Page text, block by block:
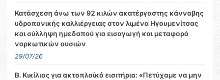
Κατάσχεση άνω των 92 κιλών ακατέργαστης κάνναβης
υδροπονικής καλλιέργειας στον λιμένα Ηγουμενίτσας
και σύλληψη ημεδαπού για εισαγωγή και μεταφορά
ναρκωτικών ουσιών
29/07/26
Β. Κικίλιας για ακτοπλοϊκά εισιτήρια: «Πετύχαμε να μην